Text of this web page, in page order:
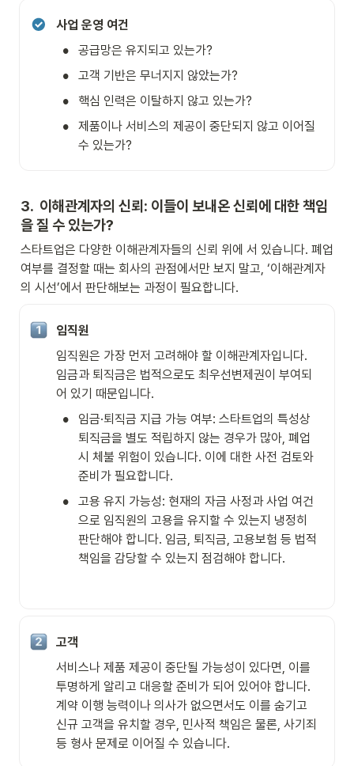
사업 운영 여건
• 공급망은 유지되고 있는가?
• 고객 기반은 무너지지 않았는가?
• 핵심 인력은 이탈하지 않고 있는가?
•
제품이나 서비스의 제공이 중단되지 않고 이어질
수 있는가?
3.  이해관계자의 신뢰: 이들이 보내온 신뢰에 대한 책임
을 질 수 있는가?
스타트업은 다양한 이해관계자들의 신뢰 위에 서 있습니다. 폐업
여부를 결정할 때는 회사의 관점에서만 보지 말고, ‘이해관계자
의 시선’에서 판단해보는 과정이 필요합니다.
임직원
임직원은 가장 먼저 고려해야 할 이해관계자입니다.
임금과 퇴직금은 법적으로도 최우선변제권이 부여되
어 있기 때문입니다.
•
임금·퇴직금 지급 가능 여부: 스타트업의 특성상
퇴직금을 별도 적립하지 않는 경우가 많아, 폐업
시 체불 위험이 있습니다. 이에 대한 사전 검토와
준비가 필요합니다.
•
고용 유지 가능성: 현재의 자금 사정과 사업 여건
으로 임직원의 고용을 유지할 수 있는지 냉정히
판단해야 합니다. 임금, 퇴직금, 고용보험 등 법적
책임을 감당할 수 있는지 점검해야 합니다.
고객
서비스나 제품 제공이 중단될 가능성이 있다면, 이를
투명하게 알리고 대응할 준비가 되어 있어야 합니다.
계약 이행 능력이나 의사가 없으면서도 이를 숨기고
신규 고객을 유치할 경우, 민사적 책임은 물론, 사기죄
등 형사 문제로 이어질 수 있습니다.